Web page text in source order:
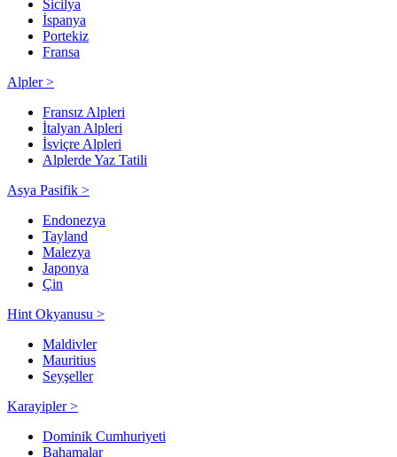
Sicilya
İspanya
Portekiz
Fransa
Alpler >
Fransız Alpleri
İtalyan Alpleri
İsviçre Alpleri
Alplerde Yaz Tatili
Asya Pasifik >
Endonezya
Tayland
Malezya
Japonya
Çin
Hint Okyanusu >
Maldivler
Mauritius
Seyşeller
Karayipler >
Dominik Cumhuriyeti
Bahamalar